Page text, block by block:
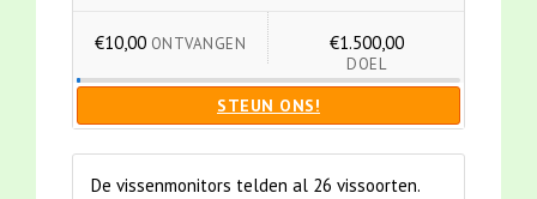
€10,00 ONTVANGEN €1.500,00
DOEL
STEUN ONS!
De vissenmonitors telden al 26 vissoorten.